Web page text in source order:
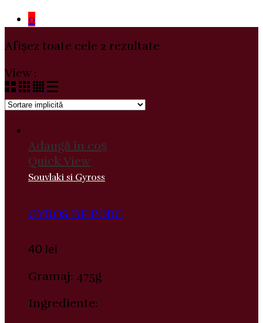
0
Afișez toate cele 2 rezultate
View :
Adaugă în coș
Quick View
Souvlaki si Gyross
GYROS DE PORC
40 lei
Gramaj: 475g
Ingrediente: